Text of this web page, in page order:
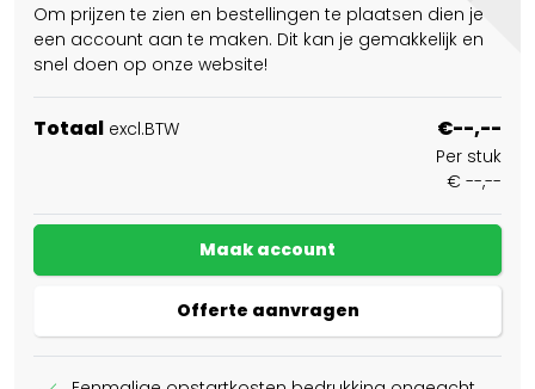
Om prijzen te zien en bestellingen te plaatsen dien je
een account aan te maken. Dit kan je gemakkelijk en
snel doen op onze website!
Totaal excl.BTW €--,--
Per stuk
€ --,--
Maak account
Offerte aanvragen